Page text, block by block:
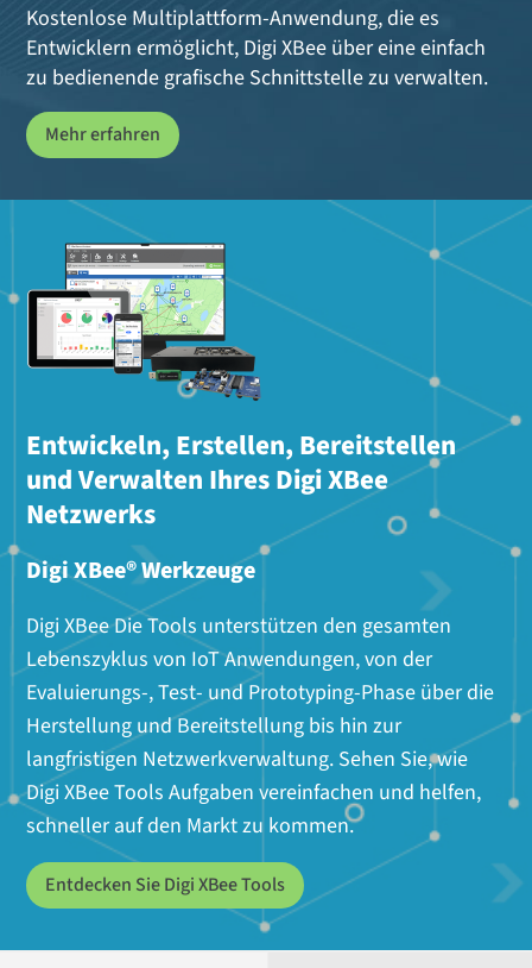
Kostenlose Multiplattform-Anwendung, die es
Entwicklern ermöglicht, Digi XBee über eine einfach
zu bedienende grafische Schnittstelle zu verwalten.
Mehr erfahren
Entwickeln, Erstellen, Bereitstellen
und Verwalten Ihres Digi XBee
Netzwerks
Digi XBee® Werkzeuge
Digi XBee Die Tools unterstützen den gesamten
Lebenszyklus von IoT Anwendungen, von der
Evaluierungs-, Test- und Prototyping-Phase über die
Herstellung und Bereitstellung bis hin zur
langfristigen Netzwerkverwaltung. Sehen Sie, wie
Digi XBee Tools Aufgaben vereinfachen und helfen,
schneller auf den Markt zu kommen.
Entdecken Sie Digi XBee Tools